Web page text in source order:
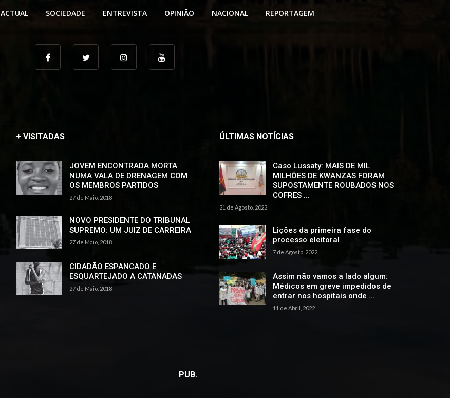
ACTUAL SOCIEDADE ENTREVISTA OPINIÃO NACIONAL REPORTAGEM
+ VISITADAS
JOVEM ENCONTRADA MORTA
NUMA VALA DE DRENAGEM COM
OS MEMBROS PARTIDOS
27 de Maio, 2018
NOVO PRESIDENTE DO TRIBUNAL
SUPREMO: UM JUIZ DE CARREIRA
27 de Maio, 2018
CIDADÃO ESPANCADO E
ESQUARTEJADO A CATANADAS
27 de Maio, 2018
ÚLTIMAS NOTÍCIAS
Caso Lussaty: MAIS DE MIL
MILHÕES DE KWANZAS FORAM
SUPOSTAMENTE ROUBADOS NOS
COFRES ...
21 de Agosto, 2022
Lições da primeira fase do
processo eleitoral
7 de Agosto, 2022
Assim não vamos a lado algum:
Médicos em greve impedidos de
entrar nos hospitais onde ...
11 de Abril, 2022
PUB.